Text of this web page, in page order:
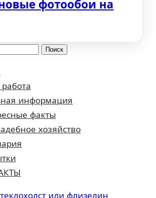
фотообои на
информация
факты
хозяйство